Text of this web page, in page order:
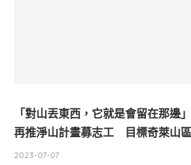
「對山丟東西，它就是會留在那邊
再推淨山計畫募志工 目標奇萊山區
2023-07-07